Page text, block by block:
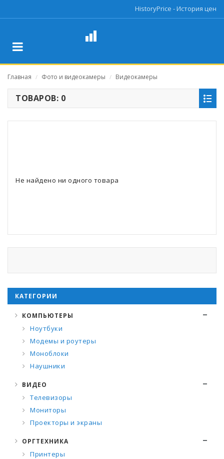
HistoryPrice - История цен
Главная / Фото и видеокамеры / Видеокамеры
ТОВАРОВ: 0
Не найдено ни одного товара
КАТЕГОРИИ
КОМПЬЮТЕРЫ
Ноутбуки
Модемы и роутеры
Моноблоки
Наушники
ВИДЕО
Телевизоры
Мониторы
Проекторы и экраны
ОРГТЕХНИКА
Принтеры